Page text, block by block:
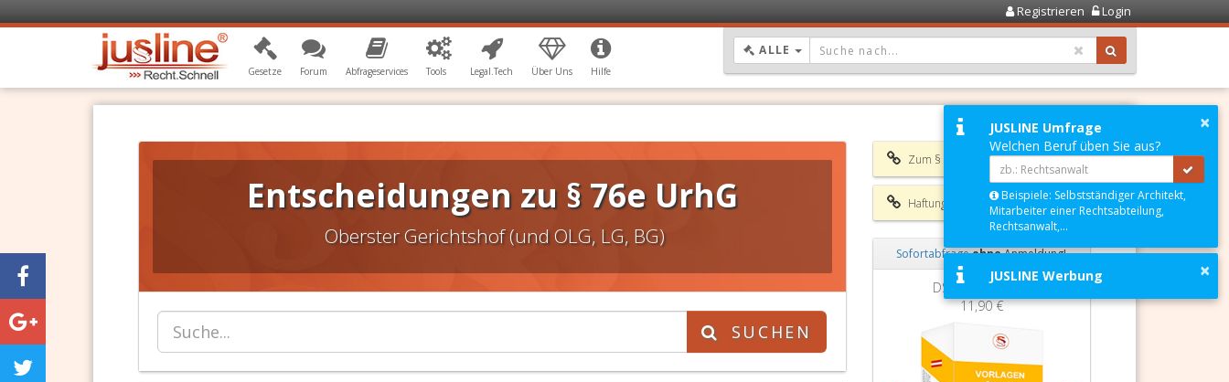
Registrieren Login
Gesetze Forum Abfrageservices Tools Legal.Tech Über Uns Hilfe
ALLE DROPDOWN: GEWÄHLTER WERT IST ALLE
Entscheidungen zu § 76e UrhG
Oberster Gerichtshof (und OLG, LG, BG)
SUCHEN
Zum § 76e UrhG
Haftungsausschluss
SofortabfrageohneAnmeldung!
DSGVO Vorlagen
11,90 €
Zurück Weiter
×
JUSLINE Umfrage
Welchen Beruf üben Sie aus?
Beispiele: Selbstständiger Architekt,
Mitarbeiter einer Rechtsabteilung,
Rechtsanwalt,...
×
JUSLINE Werbung